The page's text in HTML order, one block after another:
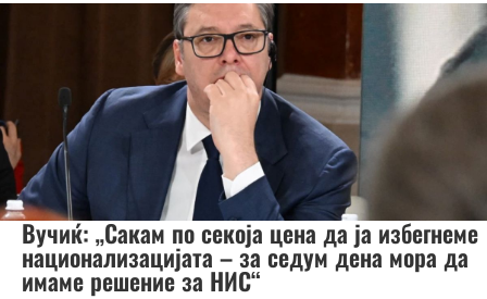
Вучиќ: „Сакам по секоја цена да ја избегнеме
национализацијата – за седум дена мора да
имаме решение за НИС“